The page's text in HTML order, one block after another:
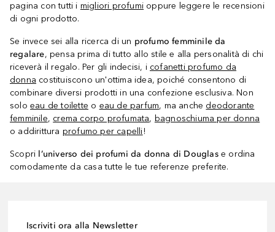
pagina con tutti i migliori profumi oppure leggere le recensioni
di ogni prodotto.
Se invece sei alla ricerca di un profumo femminile da
regalare, pensa prima di tutto allo stile e alla personalità di chi
riceverà il regalo. Per gli indecisi, i cofanetti profumo da
donna costituiscono un'ottima idea, poiché consentono di
combinare diversi prodotti in una confezione esclusiva. Non
solo eau de toilette o eau de parfum, ma anche deodorante
femminile, crema corpo profumata, bagnoschiuma per donna
o addirittura profumo per capelli!
Scopri l’universo dei profumi da donna di Douglase ordina
comodamente da casa tutte le tue referenze preferite.
Iscriviti ora alla Newsletter